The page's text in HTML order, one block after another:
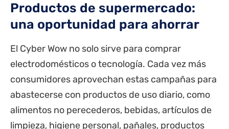
Productos de supermercado:
una oportunidad para ahorrar
El Cyber Wow no solo sirve para comprar
electrodomésticos o tecnología. Cada vez más
consumidores aprovechan estas campañas para
abastecerse con productos de uso diario, como
alimentos no perecederos, bebidas, artículos de
limpieza, higiene personal, pañales, productos